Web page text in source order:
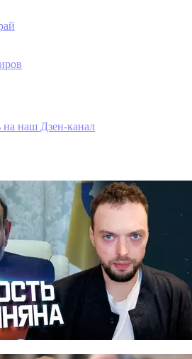
наш Дзен-канал